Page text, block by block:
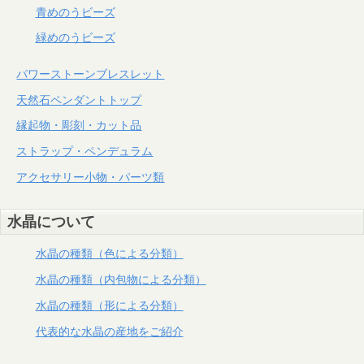
青めのうビーズ
緑めのうビーズ
パワーストーンブレスレット
天然石ペンダントトップ
縁起物・彫刻・カット品
ストラップ・ペンデュラム
アクセサリー小物・パーツ類
水晶について
水晶の種類（色による分類）
水晶の種類（内包物による分類）
水晶の種類（形による分類）
代表的な水晶の産地をご紹介